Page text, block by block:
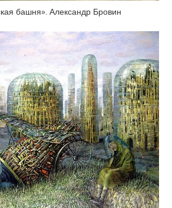
башня». Александр Бровин